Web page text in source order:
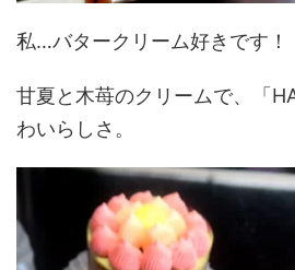
私…バタークリーム好きです！
甘夏と木苺のクリームで、「
わいらしさ。